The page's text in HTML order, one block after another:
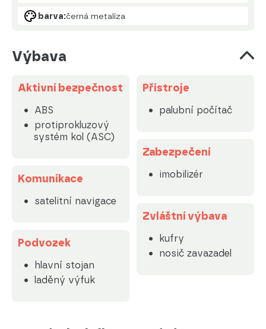
barva:černá metalíza
Výbava
Aktivní bezpečnost
ABS
protiprokluzový
systém kol (ASC)
Komunikace
satelitní navigace
Podvozek
hlavní stojan
laděný výfuk
Přístroje
palubní počítač
Zabezpečení
imobilizér
Zvláštní výbava
kufry
nosič zavazadel